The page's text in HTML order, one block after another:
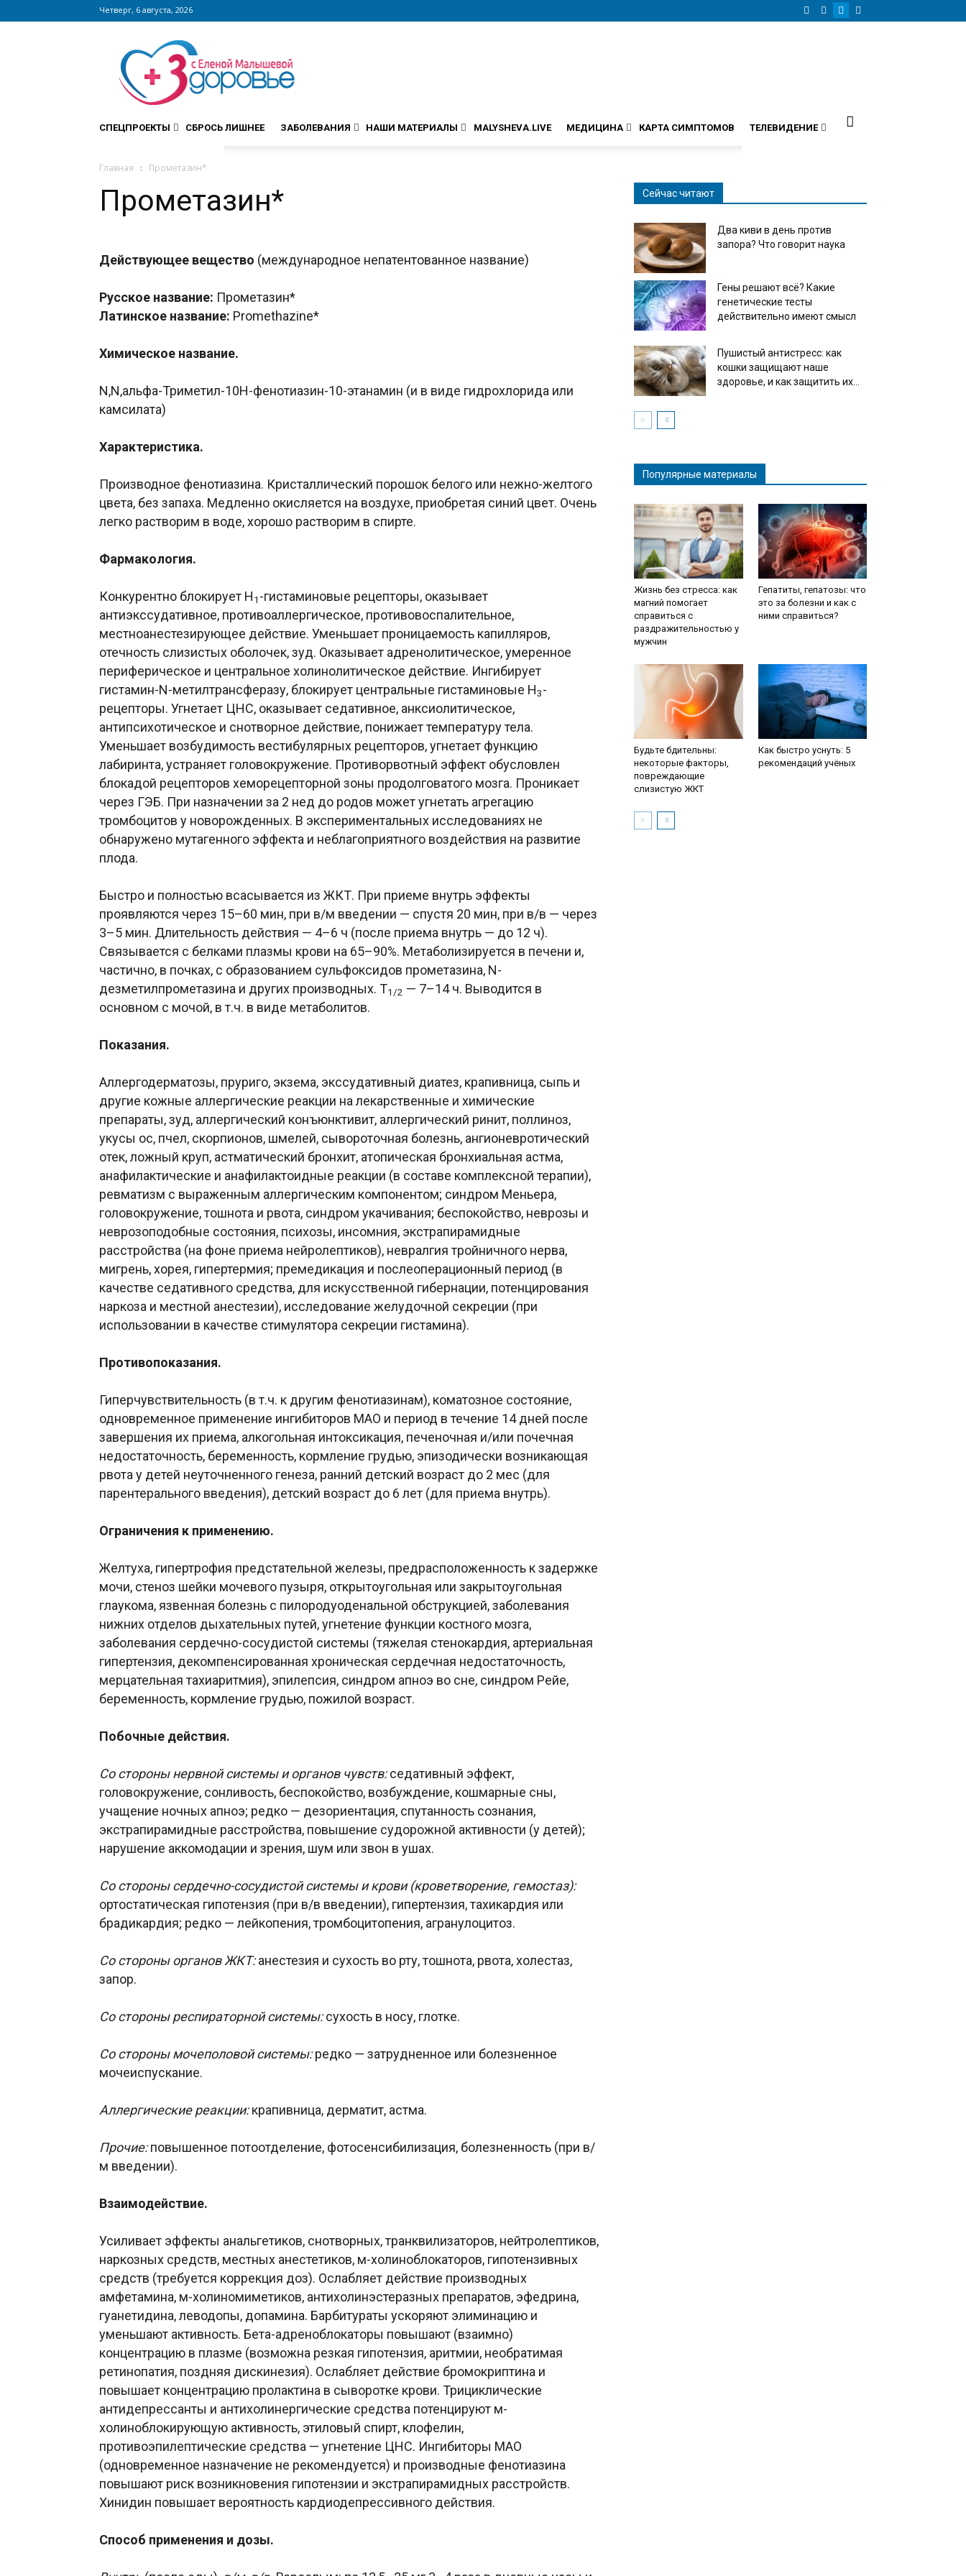
Четверг, 6 августа, 2026
Сайт
zdorovieinfo.ru
крупнейший
медицинский
интернет-
СПЕЦПРОЕКТЫ СБРОСЬ ЛИШНЕЕ ЗАБОЛЕВАНИЯ НАШИ МАТЕРИАЛЫ MALYSHEVA.LIVE МЕДИЦИНА КАРТА СИМПТОМОВ ТЕЛЕВИДЕНИЕ
Главная Прометазин*
Прометазин*
Действующее вещество (международное непатентованное название)
Русское название: Прометазин*
Латинское название: Promethazine*
Химическое название.
N,N,альфа-Триметил-10Н-фенотиазин-10-этанамин (и в виде гидрохлорида или
камсилата)
Характеристика.
Производное фенотиазина. Кристаллический порошок белого или нежно-желтого
цвета, без запаха. Медленно окисляется на воздухе, приобретая синий цвет. Очень
легко растворим в воде, хорошо растворим в спирте.
Фармакология.
Конкурентно блокирует H1 -гистаминовые рецепторы, оказывает
антиэкссудативное, противоаллергическое, противовоспалительное,
местноанестезирующее действие. Уменьшает проницаемость капилляров,
отечность слизистых оболочек, зуд. Оказывает адренолитическое, умеренное
периферическое и центральное холинолитическое действие. Ингибирует
гистамин-N-метилтрансферазу, блокирует центральные гистаминовые H3-
рецепторы. Угнетает ЦНС, оказывает седативное, анксиолитическое,
антипсихотическое и снотворное действие, понижает температуру тела.
Уменьшает возбудимость вестибулярных рецепторов, угнетает функцию
лабиринта, устраняет головокружение. Противорвотный эффект обусловлен
блокадой рецепторов хеморецепторной зоны продолговатого мозга. Проникает
через ГЭБ. При назначении за 2 нед до родов может угнетать агрегацию
тромбоцитов у новорожденных. В экспериментальных исследованиях не
обнаружено мутагенного эффекта и неблагоприятного воздействия на развитие
плода.
Быстро и полностью всасывается из ЖКТ. При приеме внутрь эффекты
проявляются через 15–60 мин, при в/м введении — спустя 20 мин, при в/в — через
3–5 мин. Длительность действия — 4–6 ч (после приема внутрь — до 12 ч).
Связывается с белками плазмы крови на 65–90%. Метаболизируется в печени и,
частично, в почках, с образованием сульфоксидов прометазина, N-
дезметилпрометазина и других производных. T1/2 — 7–14 ч. Выводится в
основном с мочой, в т.ч. в виде метаболитов.
Показания.
Аллергодерматозы, пруриго, экзема, экссудативный диатез, крапивница, сыпь и
другие кожные аллергические реакции на лекарственные и химические
препараты, зуд, аллергический конъюнктивит, аллергический ринит, поллиноз,
укусы ос, пчел, скорпионов, шмелей, сывороточная болезнь, ангионевротический
отек, ложный круп, астматический бронхит, атопическая бронхиальная астма,
анафилактические и анафилактоидные реакции (в составе комплексной терапии),
ревматизм с выраженным аллергическим компонентом; синдром Меньера,
головокружение, тошнота и рвота, синдром укачивания; беспокойство, неврозы и
неврозоподобные состояния, психозы, инсомния, экстрапирамидные
расстройства (на фоне приема нейролептиков), невралгия тройничного нерва,
мигрень, хорея, гипертермия; премедикация и послеоперационный период (в
качестве седативного средства, для искусственной гибернации, потенцирования
наркоза и местной анестезии), исследование желудочной секреции (при
использовании в качестве стимулятора секреции гистамина).
Противопоказания.
Гиперчувствительность (в т.ч. к другим фенотиазинам), коматозное состояние,
одновременное применение ингибиторов МАО и период в течение 14 дней после
завершения их приема, алкогольная интоксикация, печеночная и/или почечная
недостаточность, беременность, кормление грудью, эпизодически возникающая
рвота у детей неуточненного генеза, ранний детский возраст до 2 мес (для
парентерального введения), детский возраст до 6 лет (для приема внутрь).
Ограничения к применению.
Желтуха, гипертрофия предстательной железы, предрасположенность к задержке
мочи, стеноз шейки мочевого пузыря, открытоугольная или закрытоугольная
глаукома, язвенная болезнь с пилородуоденальной обструкцией, заболевания
нижних отделов дыхательных путей, угнетение функции костного мозга,
заболевания сердечно-сосудистой системы (тяжелая стенокардия, артериальная
гипертензия, декомпенсированная хроническая сердечная недостаточность,
мерцательная тахиаритмия), эпилепсия, синдром апноэ во сне, синдром Рейе,
беременность, кормление грудью, пожилой возраст.
Побочные действия.
Со стороны нервной системы и органов чувств:седативный эффект,
головокружение, сонливость, беспокойство, возбуждение, кошмарные сны,
учащение ночных апноэ; редко — дезориентация, спутанность сознания,
экстрапирамидные расстройства, повышение судорожной активности (у детей);
нарушение аккомодации и зрения, шум или звон в ушах.
Со стороны сердечно-сосудистой системы и крови (кроветворение, гемостаз):
ортостатическая гипотензия (при в/в введении), гипертензия, тахикардия или
брадикардия; редко — лейкопения, тромбоцитопения, агранулоцитоз.
Со стороны органов ЖКТ:анестезия и сухость во рту, тошнота, рвота, холестаз,
запор.
Со стороны респираторной системы:сухость в носу, глотке.
Со стороны мочеполовой системы:редко — затрудненное или болезненное
мочеиспускание.
Аллергические реакции:крапивница, дерматит, астма.
Прочие:повышенное потоотделение, фотосенсибилизация, болезненность (при в/
м введении).
Взаимодействие.
Усиливает эффекты анальгетиков, снотворных, транквилизаторов, нейтролептиков,
наркозных средств, местных анестетиков, м-холиноблокаторов, гипотензивных
средств (требуется коррекция доз). Ослабляет действие производных
амфетамина, м-холиномиметиков, антихолинэстеразных препаратов, эфедрина,
гуанетидина, леводопы, допамина. Барбитураты ускоряют элиминацию и
уменьшают активность. Бета-адреноблокаторы повышают (взаимно)
концентрацию в плазме (возможна резкая гипотензия, аритмии, необратимая
ретинопатия, поздняя дискинезия). Ослабляет действие бромокриптина и
повышает концентрацию пролактина в сыворотке крови. Трициклические
антидепрессанты и антихолинергические средства потенцируют м-
холиноблокирующую активность, этиловый спирт, клофелин,
противоэпилептические средства — угнетение ЦНС. Ингибиторы МАО
(одновременное назначение не рекомендуется) и производные фенотиазина
повышают риск возникновения гипотензии и экстрапирамидных расстройств.
Хинидин повышает вероятность кардиодепрессивного действия.
Способ применения и дозы.
Сейчас читают
Два киви в день против
запора? Что говорит наука
Гены решают всё? Какие
генетические тесты
действительно имеют смысл
Пушистый антистресс: как
кошки защищают наше
здоровье, и как защитить их...
Популярные материалы
Жизнь без стресса: как
магний помогает
справиться с
раздражительностью у
мужчин
Гепатиты, гепатозы: что
это за болезни и как с
ними справиться?
Будьте бдительны:
некоторые факторы,
повреждающие
слизистую ЖКТ
Как быстро уснуть: 5
рекомендаций учёных